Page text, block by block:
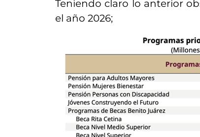
Teniendo claro lo anterior
el año 2026;